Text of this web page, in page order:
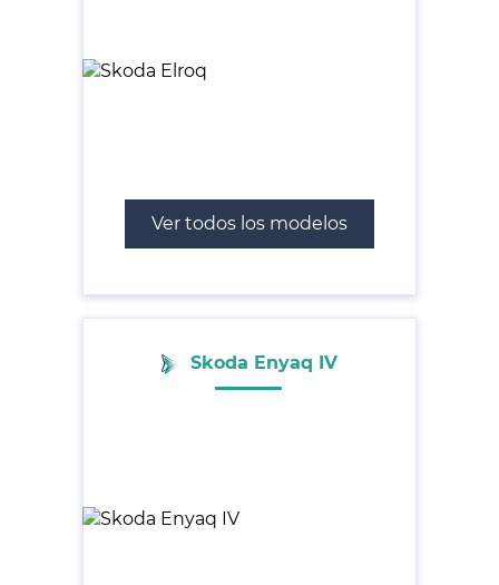
Ver todos los modelos
Skoda Enyaq IV